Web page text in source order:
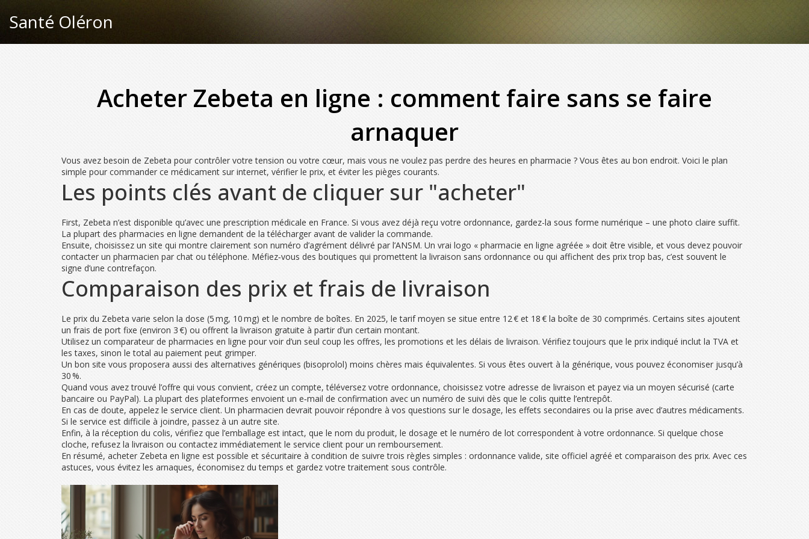
Santé Oléron
Acheter Zebeta en ligne : comment faire sans se faire
arnaquer
Vous avez besoin de Zebeta pour contrôler votre tension ou votre cœur, mais vous ne voulez pas perdre des heures en pharmacie ? Vous êtes au bon endroit. Voici le plan
simple pour commander ce médicament sur internet, vérifier le prix, et éviter les pièges courants.
Les points clés avant de cliquer sur "acheter"
First, Zebeta n’est disponible qu’avec une prescription médicale en France. Si vous avez déjà reçu votre ordonnance, gardez-la sous forme numérique – une photo claire suffit.
La plupart des pharmacies en ligne demandent de la télécharger avant de valider la commande.
Ensuite, choisissez un site qui montre clairement son numéro d’agrément délivré par l’ANSM. Un vrai logo « pharmacie en ligne agréée » doit être visible, et vous devez pouvoir
contacter un pharmacien par chat ou téléphone. Méfiez‑vous des boutiques qui promettent la livraison sans ordonnance ou qui affichent des prix trop bas, c’est souvent le
signe d’une contrefaçon.
Comparaison des prix et frais de livraison
Le prix du Zebeta varie selon la dose (5 mg, 10 mg) et le nombre de boîtes. En 2025, le tarif moyen se situe entre 12 € et 18 € la boîte de 30 comprimés. Certains sites ajoutent
un frais de port fixe (environ 3 €) ou offrent la livraison gratuite à partir d’un certain montant.
Utilisez un comparateur de pharmacies en ligne pour voir d’un seul coup les offres, les promotions et les délais de livraison. Vérifiez toujours que le prix indiqué inclut la TVA et
les taxes, sinon le total au paiement peut grimper.
Un bon site vous proposera aussi des alternatives génériques (bisoprolol) moins chères mais équivalentes. Si vous êtes ouvert à la générique, vous pouvez économiser jusqu’à
30 %.
Quand vous avez trouvé l’offre qui vous convient, créez un compte, téléversez votre ordonnance, choisissez votre adresse de livraison et payez via un moyen sécurisé (carte
bancaire ou PayPal). La plupart des plateformes envoient un e‑mail de confirmation avec un numéro de suivi dès que le colis quitte l’entrepôt.
En cas de doute, appelez le service client. Un pharmacien devrait pouvoir répondre à vos questions sur le dosage, les effets secondaires ou la prise avec d’autres médicaments.
Si le service est difficile à joindre, passez à un autre site.
Enfin, à la réception du colis, vérifiez que l’emballage est intact, que le nom du produit, le dosage et le numéro de lot correspondent à votre ordonnance. Si quelque chose
cloche, refusez la livraison ou contactez immédiatement le service client pour un remboursement.
En résumé, acheter Zebeta en ligne est possible et sécuritaire à condition de suivre trois règles simples : ordonnance valide, site officiel agréé et comparaison des prix. Avec ces
astuces, vous évitez les arnaques, économisez du temps et gardez votre traitement sous contrôle.